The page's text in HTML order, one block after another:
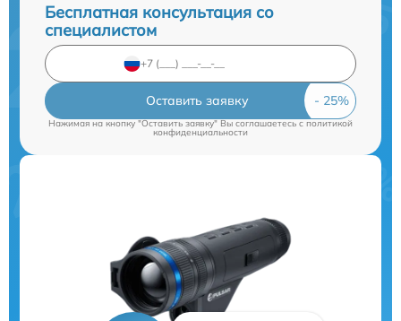
Бесплатная консультация со
специалистом
Оставить заявку
Нажимая на кнопку "Оставить заявку" Вы соглашаетесь cполитикой
конфиденциальности